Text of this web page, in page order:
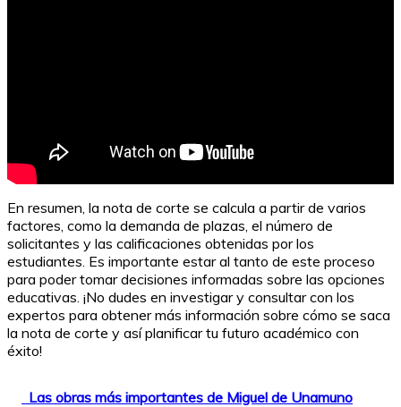
En resumen, la nota de corte se calcula a partir de varios
factores, como la demanda de plazas, el número de
solicitantes y las calificaciones obtenidas por los
estudiantes. Es importante estar al tanto de este proceso
para poder tomar decisiones informadas sobre las opciones
educativas. ¡No dudes en investigar y consultar con los
expertos para obtener más información sobre cómo se saca
la nota de corte y así planificar tu futuro académico con
éxito!
Las obras más importantes de Miguel de Unamuno